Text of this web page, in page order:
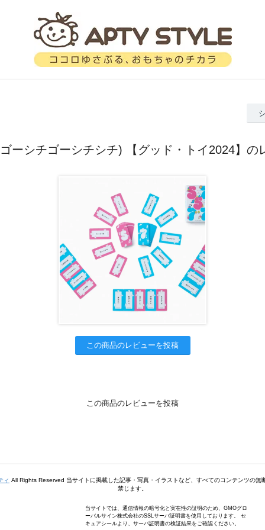
ーシチゴーシチシチ) 【グッド・トイ2024】の
この商品のレビューを投稿
この商品のレビューを投稿
ィ All Rights Reserved 当サイトに掲載した記事・写真・イラストなど、すべてのコンテンツの無
禁じます。
当サイトでは、通信情報の暗号化と実在性の証明のため、GMOグロ
ーバルサイン株式会社のSSLサーバ証明書を使用しております。 セ
キュアシールより、サーバ証明書の検証結果をご確認ください。